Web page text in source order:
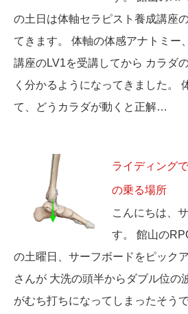
の土日は体軸セラピスト養成講座
てきます。 体軸の体感アナトミー
講座のLV1を受講してから カラダ
く分かるようになってきました。
て、どうカラダが動くと正解…
ライディング
の乗る場所
こんにちは、
す。 館山の
の土曜日、サーフボードをピック
さんが 大洗の頭半からダブル位の
がむち打ちになってしまったそう